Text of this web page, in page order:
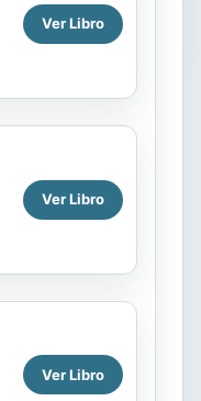
Ver Libro
Ver Libro
Ver Libro